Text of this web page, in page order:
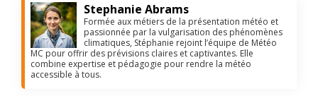
Stephanie Abrams
Formée aux métiers de la présentation météo et
passionnée par la vulgarisation des phénomènes
climatiques, Stéphanie rejoint l’équipe de Météo
MC pour offrir des prévisions claires et captivantes. Elle
combine expertise et pédagogie pour rendre la météo
accessible à tous.